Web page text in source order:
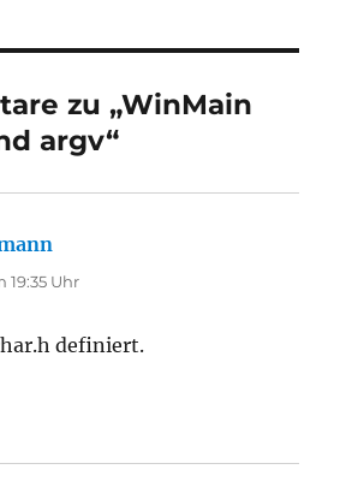
zu „WinMain
argv“
19:35 Uhr
definiert.